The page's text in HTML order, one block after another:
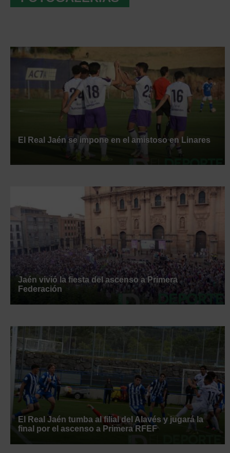
El Real Jaén se impone en el amistoso en Linares
Jaén vivió la fiesta del ascenso a Primera
Federación
El Real Jaén tumba al filial del Alavés y jugará la
final por el ascenso a Primera RFEF